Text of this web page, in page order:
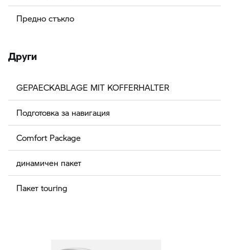
Предно стъкло
Други
GEPAECKABLAGE MIT KOFFERHALTER
Подготовка за навигация
Comfort Package
динамичен пакет
Пакет touring